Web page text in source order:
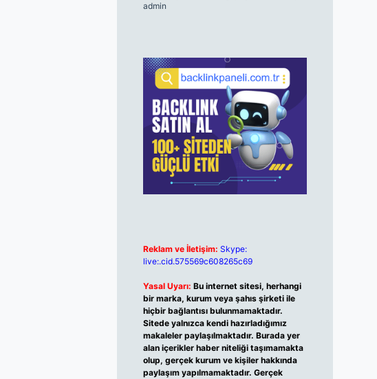
admin
Reklam ve İletişim: Skype:
live:.cid.575569c608265c69
Yasal Uyarı: Bu internet sitesi, herhangi
bir marka, kurum veya şahıs şirketi ile
hiçbir bağlantısı bulunmamaktadır.
Sitede yalnızca kendi hazırladığımız
makaleler paylaşılmaktadır. Burada yer
alan içerikler haber niteliği taşımamakta
olup, gerçek kurum ve kişiler hakkında
paylaşım yapılmamaktadır. Gerçek